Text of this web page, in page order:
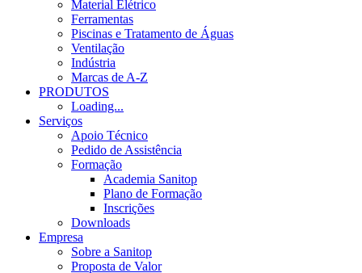
Material Elétrico
Ferramentas
Piscinas e Tratamento de Águas
Ventilação
Indústria
Marcas de A-Z
PRODUTOS
Loading...
Serviços
Apoio Técnico
Pedido de Assistência
Formação
Academia Sanitop
Plano de Formação
Inscrições
Downloads
Empresa
Sobre a Sanitop
Proposta de Valor